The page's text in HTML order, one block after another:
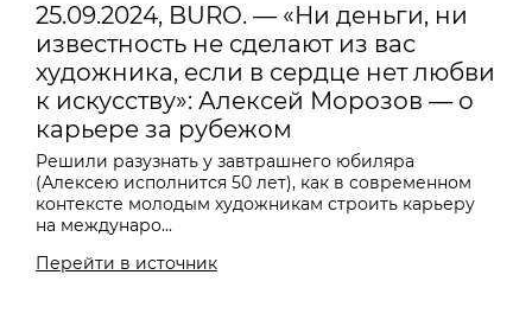
25.09.2024, BURO. — «Ни деньги, ни
известность не сделают из вас
художника, если в сердце нет любви
к искусству»: Алексей Морозов — о
карьере за рубежом
Решили разузнать у завтрашнего юбиляра
(Алексею исполнится 50 лет), как в современном
контексте молодым художникам строить карьеру
на междунаро...
Перейти в источник